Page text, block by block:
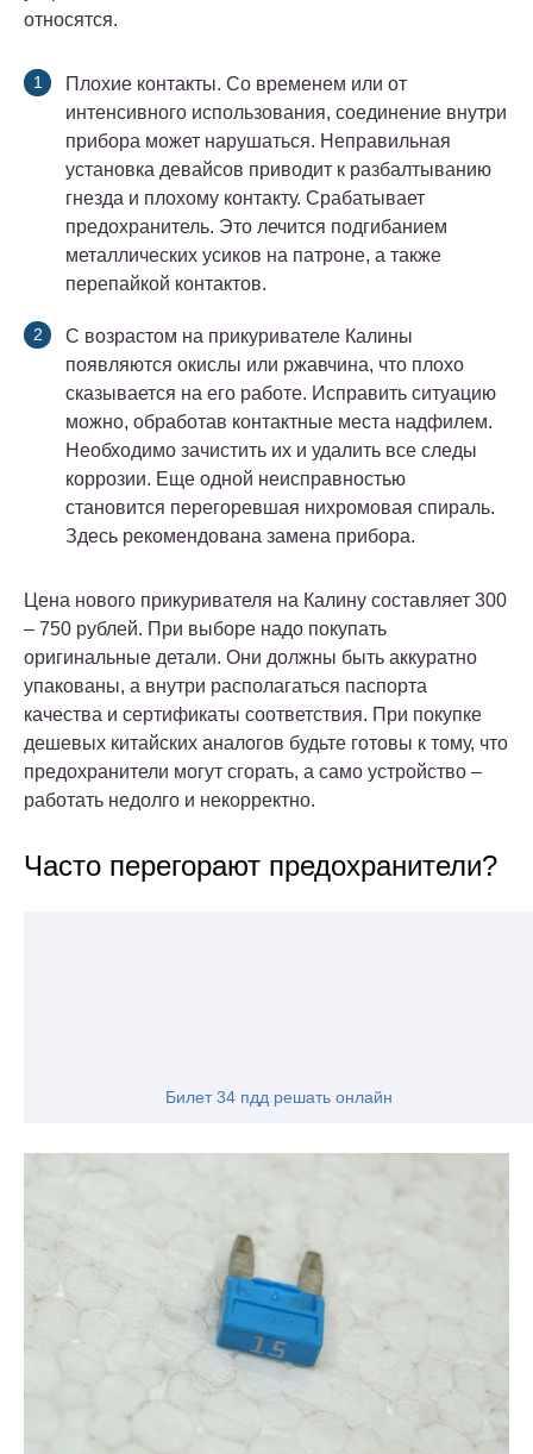
относятся.
Плохие контакты. Со временем или от
интенсивного использования, соединение внутри
прибора может нарушаться. Неправильная
установка девайсов приводит к разбалтыванию
гнезда и плохому контакту. Срабатывает
предохранитель. Это лечится подгибанием
металлических усиков на патроне, а также
перепайкой контактов.
С возрастом на прикуривателе Калины
появляются окислы или ржавчина, что плохо
сказывается на его работе. Исправить ситуацию
можно, обработав контактные места надфилем.
Необходимо зачистить их и удалить все следы
коррозии. Еще одной неисправностью
становится перегоревшая нихромовая спираль.
Здесь рекомендована замена прибора.
Цена нового прикуривателя на Калину составляет 300
– 750 рублей. При выборе надо покупать
оригинальные детали. Они должны быть аккуратно
упакованы, а внутри располагаться паспорта
качества и сертификаты соответствия. При покупке
дешевых китайских аналогов будьте готовы к тому, что
предохранители могут сгорать, а само устройство –
работать недолго и некорректно.
Часто перегорают предохранители?
Билет 34 пдд решать онлайн